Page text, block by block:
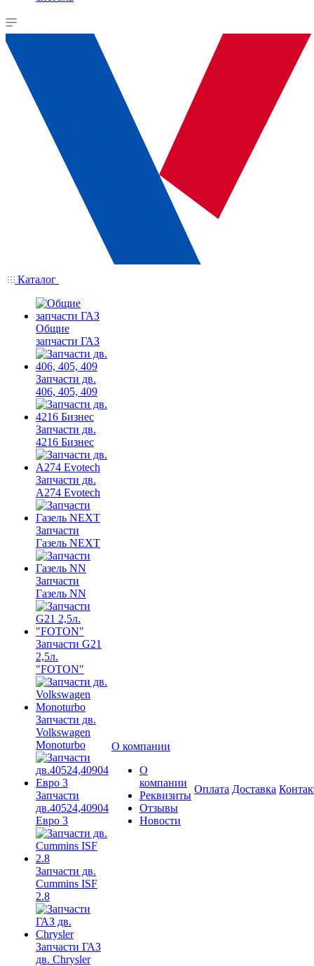
Каталог
Общие
запчасти ГАЗ
Запчасти дв.
406, 405, 409
Запчасти дв.
4216 Бизнес
Запчасти дв.
A274 Evotech
Запчасти
Газель NEXT
Запчасти
Газель NN
Запчасти G21
2,5л.
"FOTON"
Запчасти дв.
Volkswagen
Monoturbo
Запчасти
дв.40524,40904
Евро 3
Запчасти дв.
Cummins ISF
2.8
Запчасти ГАЗ
дв. Chrysler
О компании
О
компании
Реквизиты
Отзывы
Новости
Оплата Доставка